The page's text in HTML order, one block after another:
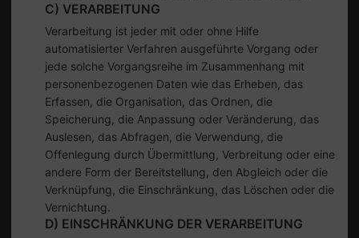
C) VERARBEITUNG
Verarbeitung ist jeder mit oder ohne Hilfe
automatisierter Verfahren ausgeführte Vorgang oder
jede solche Vorgangsreihe im Zusammenhang mit
personenbezogenen Daten wie das Erheben, das
Erfassen, die Organisation, das Ordnen, die
Speicherung, die Anpassung oder Veränderung, das
Auslesen, das Abfragen, die Verwendung, die
Offenlegung durch Übermittlung, Verbreitung oder eine
andere Form der Bereitstellung, den Abgleich oder die
Verknüpfung, die Einschränkung, das Löschen oder die
Vernichtung.
D) EINSCHRÄNKUNG DER VERARBEITUNG